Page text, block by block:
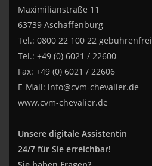
Maximilianstraße 11
63739 Aschaffenburg
Tel.: 0800 22 100 22 gebührenfrei
Tel.: +49 (0) 6021 / 22600
Fax: +49 (0) 6021 / 22606
E-Mail: info@cvm-chevalier.de
www.cvm-chevalier.de
Unsere digitale Assistentin
24/7 für Sie erreichbar!